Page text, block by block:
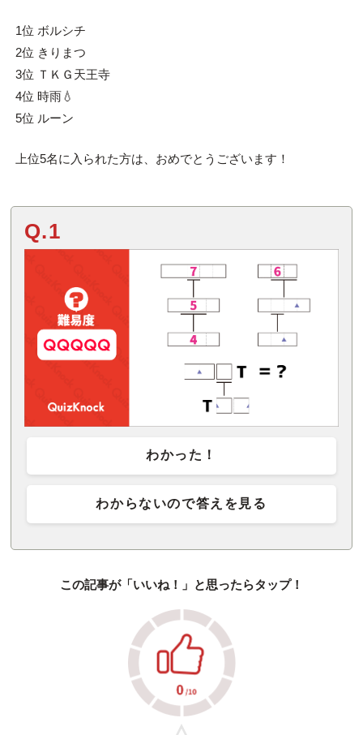
1位 ボルシチ
2位 きりまつ
3位 ＴＫＧ天王寺
4位 時雨💧
5位 ルーン
上位5名に入られた方は、おめでとうございます！
Q.1
わかった！
わからないので答えを見る
この記事が「いいね！」と思ったらタップ！